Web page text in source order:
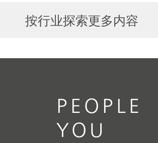
按行业探索更多内容
PEOPLE
YOU